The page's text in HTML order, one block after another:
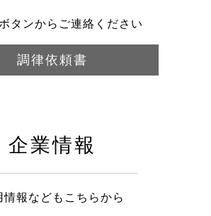
タンからご連絡ください
調律依頼書
企業情報
情報などもこちらから